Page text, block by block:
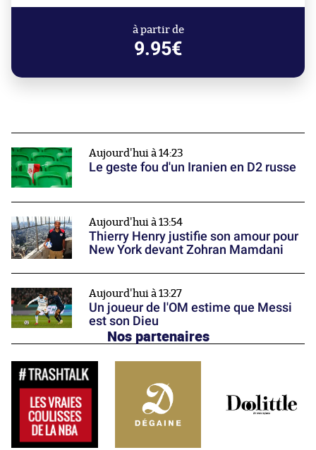
à partir de
9.95€
Aujourd'hui à 14:23
Le geste fou d'un Iranien en D2 russe
Aujourd'hui à 13:54
Thierry Henry justifie son amour pour
New York devant Zohran Mamdani
Aujourd'hui à 13:27
Un joueur de l'OM estime que Messi
est son Dieu
Nos partenaires